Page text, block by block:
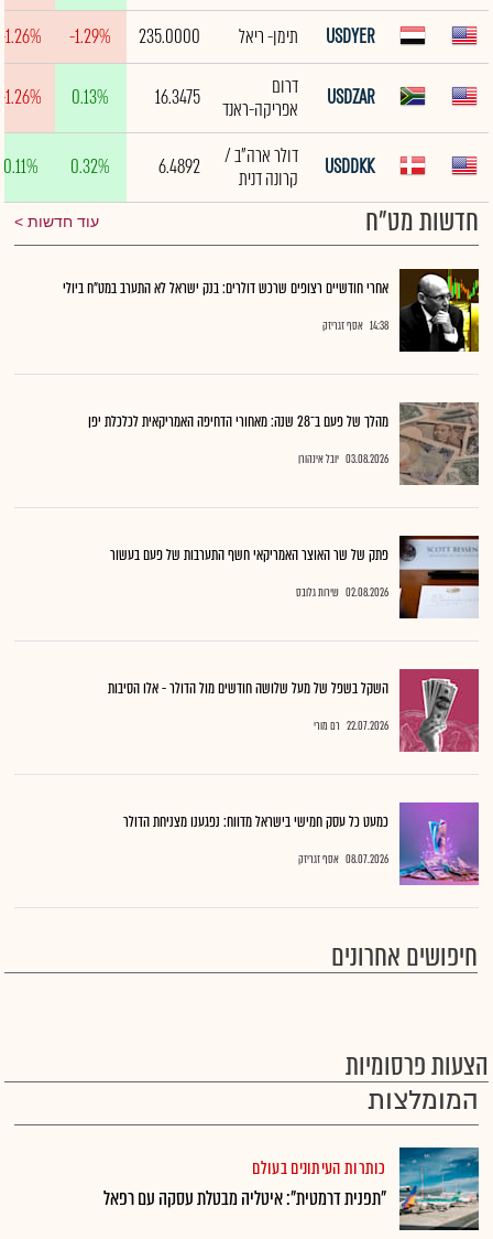
USDYER
תימן- ריאל 235.0000
-1.29%
-1.26%
USDZAR
דרום
אפריקה-ראנד
16.3475
0.13%
-1.26%
USDDKK
דולר ארה"ב /
קרונה דנית
6.4892
0.32%
0.11%
חדשות מט"ח עוד חדשות
אחרי חודשיים רצופים שרכש דולרים: בנק ישראל לא התערב במט"ח ביולי
14:38 אסף זגריזק
מהלך של פעם ב־28 שנה: מאחורי הדחיפה האמריקאית לכלכלת יפן
03.08.2026 יובל אינהורן
פתק של שר האוצר האמריקאי חשף התערבות של פעם בעשור
02.08.2026 שירות גלובס
השקל בשפל של מעל שלושה חודשים מול הדולר - אלו הסיבות
22.07.2026 רם מורי
כמעט כל עסק חמישי בישראל מדווח: נפגענו מצניחת הדולר
08.07.2026 אסף זגריזק
חיפושים אחרונים
הצעות פרסומיות
המומלצות
כותרות העיתונים בעולם
"תפנית דרמטית": איטליה מבטלת עסקה עם רפאל